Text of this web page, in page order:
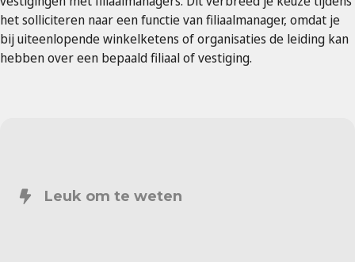
het solliciteren naar een functie van filiaalmanager, omdat je
bij uiteenlopende winkelketens of organisaties de leiding kan
hebben over een bepaald filiaal of vestiging.
Leuk om te weten